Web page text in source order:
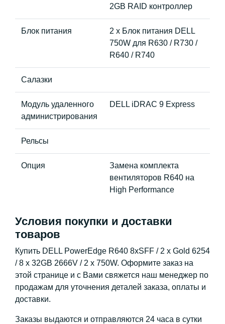
2GB RAID контроллер
Блок питания
2 x Блок питания DELL
750W для R630 / R730 /
R640 / R740
Салазки
Модуль удаленного
администрирования
DELL iDRAC 9 Express
Рельсы
Опция
Замена комплекта
вентиляторов R640 на
High Performance
Условия покупки и доставки
товаров
Купить DELL PowerEdge R640 8xSFF / 2 x Gold 6254
/ 8 x 32GB 2666V / 2 x 750W. Оформите заказ на
этой странице и с Вами свяжется наш менеджер по
продажам для уточнения деталей заказа, оплаты и
доставки.
Заказы выдаются и отправляются 24 часа в сутки